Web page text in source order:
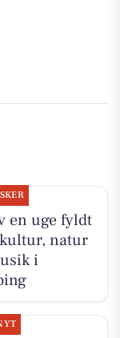
en uge fyldt
natur
i